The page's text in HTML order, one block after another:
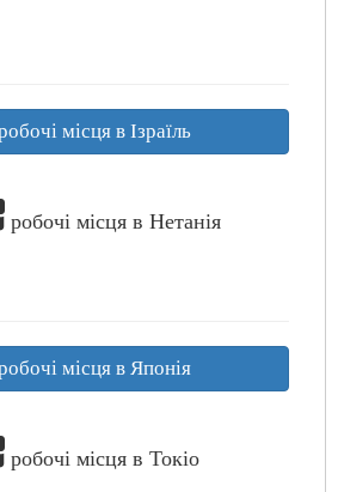
місця в Ізраїль
робочі місця в Нетанія
місця в Японія
робочі місця в Токіо